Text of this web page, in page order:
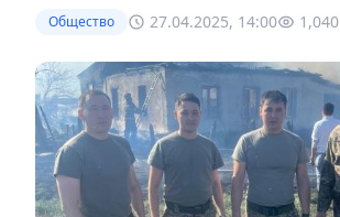
Общество 27.04.2025, 14:00 1,040